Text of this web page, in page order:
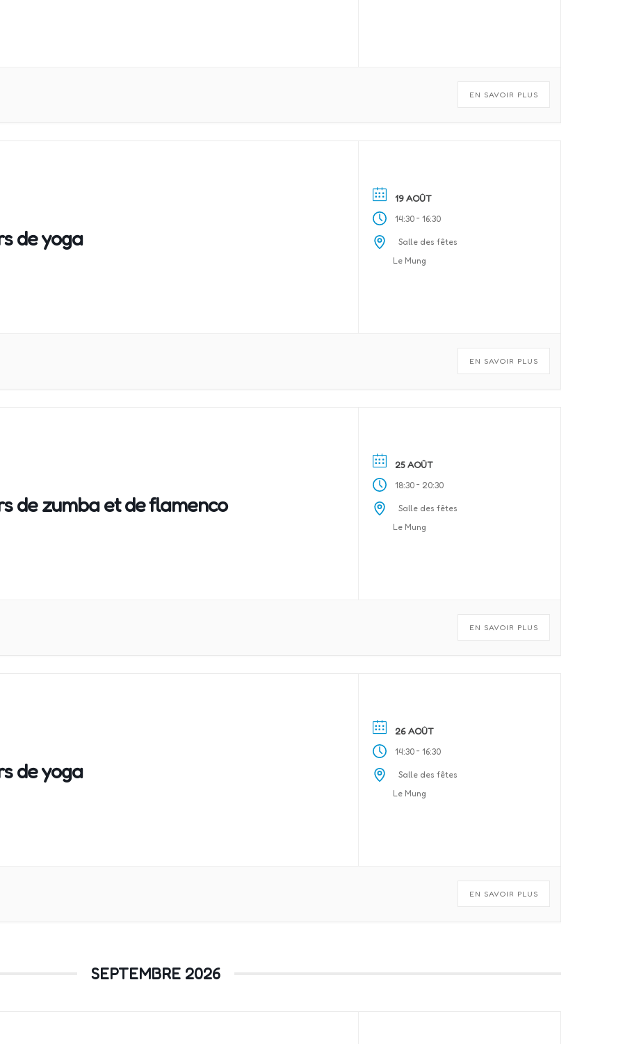
EN SAVOIR PLUS
de yoga
19 AOÛT
14:30 - 16:30
Salle des fêtes
Le Mung
EN SAVOIR PLUS
de zumba et de flamenco
25 AOÛT
18:30 - 20:30
Salle des fêtes
Le Mung
EN SAVOIR PLUS
de yoga
26 AOÛT
14:30 - 16:30
Salle des fêtes
Le Mung
EN SAVOIR PLUS
SEPTEMBRE 2026